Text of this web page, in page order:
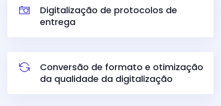
Digitalização de protocolos de
entrega
Conversão de formato e otimização
da qualidade da digitalização